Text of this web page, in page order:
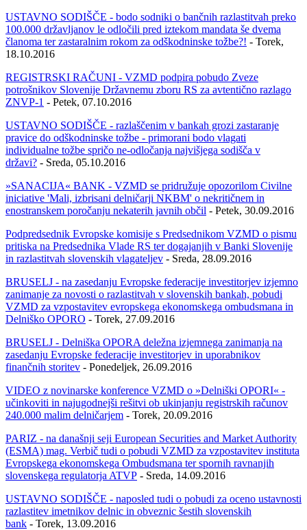
USTAVNO SODIŠČE - bodo sodniki o bančnih razlastitvah preko
100.000 državljanov le odločili pred iztekom mandata še dvema
članoma ter zastaralnim rokom za odškodninske tožbe?! - Torek,
18.10.2016
REGISTRSKI RAČUNI - VZMD podpira pobudo Zveze
potrošnikov Slovenije Državnemu zboru RS za avtentično razlago
ZNVP-1 - Petek, 07.10.2016
USTAVNO SODIŠČE - razlaščenim v bankah grozi zastaranje
pravice do odškodninske tožbe - primorani bodo vlagati
individualne tožbe spričo ne-odločanja najvišjega sodišča v
državi? - Sreda, 05.10.2016
»SANACIJA« BANK - VZMD se pridružuje opozorilom Civilne
iniciative 'Mali, izbrisani delničarji NKBM' o nekritičnem in
enostranskem poročanju nekaterih javnih občil - Petek, 30.09.2016
Podpredsednik Evropske komisije s Predsednikom VZMD o pismu
pritiska na Predsednika Vlade RS ter dogajanjih v Banki Slovenije
in razlastitvah slovenskih vlagateljev - Sreda, 28.09.2016
BRUSELJ - na zasedanju Evropske federacije investitorjev izjemno
zanimanje za novosti o razlastitvah v slovenskih bankah, pobudi
VZMD za vzpostavitev evropskega ekonomskega ombudsmana in
Delniško OPORO - Torek, 27.09.2016
BRUSELJ - Delniška OPORA deležna izjemnega zanimanja na
zasedanju Evropske federacije investitorjev in uporabnikov
finančnih storitev - Ponedeljek, 26.09.2016
VIDEO z novinarske konference VZMD o »Delniški OPORI« -
učinkoviti in najugodnejši rešitvi ob ukinjanju registrskih računov
240.000 malim delničarjem - Torek, 20.09.2016
PARIZ - na današnji seji European Securities and Market Authority
(ESMA) mag. Verbič tudi o pobudi VZMD za vzpostavitev instituta
Evropskega ekonomskega Ombudsmana ter spornih ravnanjih
slovenskega regulatorja ATVP - Sreda, 14.09.2016
USTAVNO SODIŠČE - naposled tudi o pobudi za oceno ustavnosti
razlastitev imetnikov delnic in obveznic šestih slovenskih
bank - Torek, 13.09.2016